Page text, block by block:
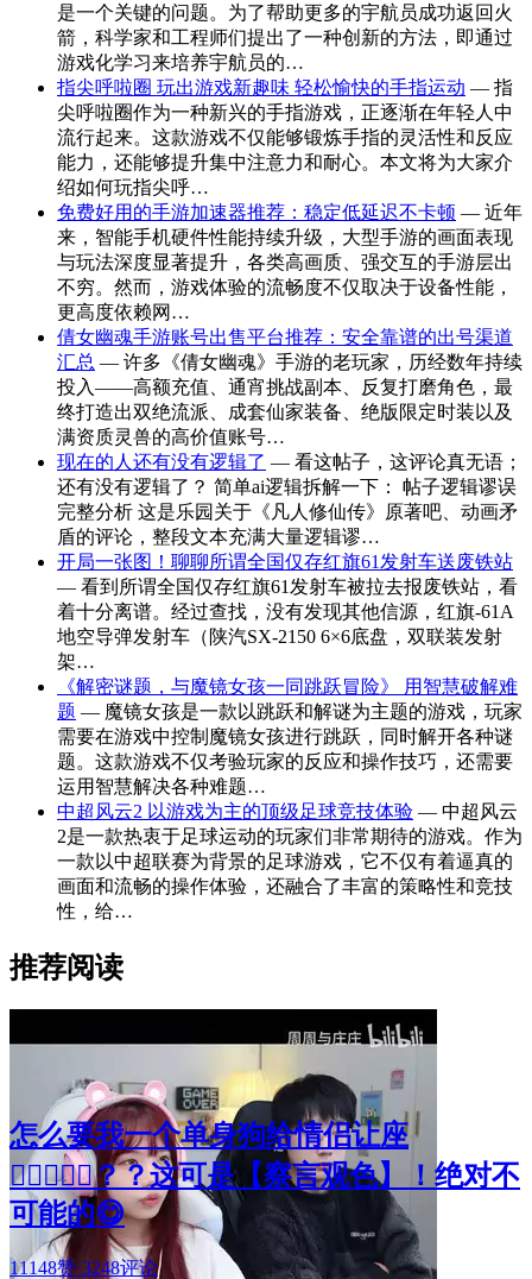
是一个关键的问题。为了帮助更多的宇航员成功返回火
箭，科学家和工程师们提出了一种创新的方法，即通过
游戏化学习来培养宇航员的…
指尖呼啦圈 玩出游戏新趣味 轻松愉快的手指运动 — 指
尖呼啦圈作为一种新兴的手指游戏，正逐渐在年轻人中
流行起来。这款游戏不仅能够锻炼手指的灵活性和反应
能力，还能够提升集中注意力和耐心。本文将为大家介
绍如何玩指尖呼…
免费好用的手游加速器推荐：稳定低延迟不卡顿 — 近年
来，智能手机硬件性能持续升级，大型手游的画面表现
与玩法深度显著提升，各类高画质、强交互的手游层出
不穷。然而，游戏体验的流畅度不仅取决于设备性能，
更高度依赖网…
倩女幽魂手游账号出售平台推荐：安全靠谱的出号渠道
汇总 — 许多《倩女幽魂》手游的老玩家，历经数年持续
投入——高额充值、通宵挑战副本、反复打磨角色，最
终打造出双绝流派、成套仙家装备、绝版限定时装以及
满资质灵兽的高价值账号…
现在的人还有没有逻辑了 — 看这帖子，这评论真无语；
还有没有逻辑了？ 简单ai逻辑拆解一下： 帖子逻辑谬误
完整分析 这是乐园关于《凡人修仙传》原著吧、动画矛
盾的评论，整段文本充满大量逻辑谬…
开局一张图！聊聊所谓全国仅存红旗61发射车送废铁站
— 看到所谓全国仅存红旗61发射车被拉去报废铁站，看
着十分离谱。经过查找，没有发现其他信源，红旗‑61A
地空导弹发射车（陕汽SX‑2150 6×6底盘，双联装发射
架…
《解密谜题，与魔镜女孩一同跳跃冒险》 用智慧破解难
题 — 魔镜女孩是一款以跳跃和解谜为主题的游戏，玩家
需要在游戏中控制魔镜女孩进行跳跃，同时解开各种谜
题。这款游戏不仅考验玩家的反应和操作技巧，还需要
运用智慧解决各种难题…
中超风云2 以游戏为主的顶级足球竞技体验 — 中超风云
2是一款热衷于足球运动的玩家们非常期待的游戏。作为
一款以中超联赛为背景的足球游戏，它不仅有着逼真的
画面和流畅的操作体验，还融合了丰富的策略性和竞技
性，给…
推荐阅读
怎么要我一个单身狗给情侣让座
🧑🏻‍❤️‍👩🏻？？这可是【察言观色】！绝对不
可能的😋
11148赞·3248评论